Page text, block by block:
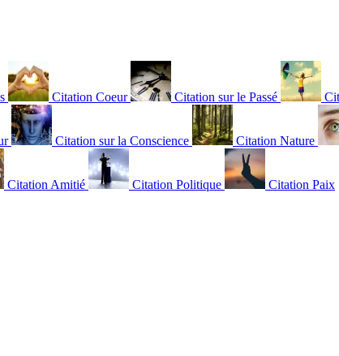
Citation Coeur Citation sur le Passé
Citation sur la Conscience Citation Nature
Citation Amitié Citation Politique Citation Paix